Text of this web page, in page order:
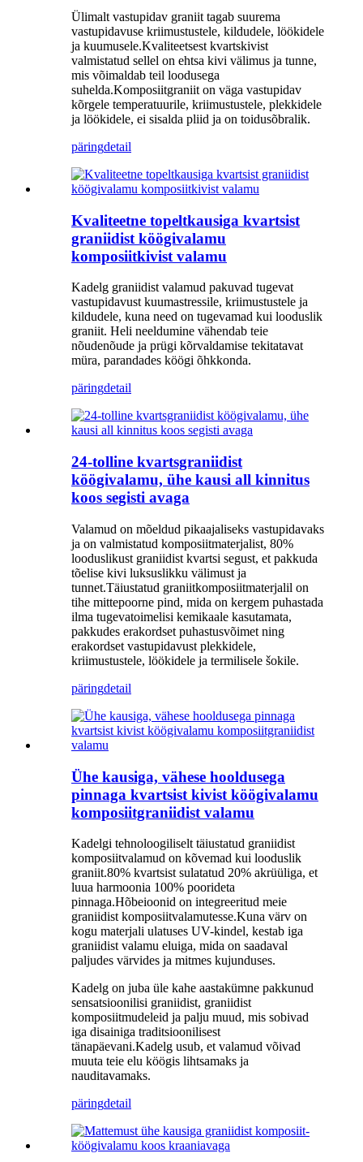
Ülimalt vastupidav graniit tagab suurema
vastupidavuse kriimustustele, kildudele, löökidele
ja kuumusele.Kvaliteetsest kvartskivist
valmistatud sellel on ehtsa kivi välimus ja tunne,
mis võimaldab teil loodusega
suhelda.Komposiitgraniit on väga vastupidav
kõrgele temperatuurile, kriimustustele, plekkidele
ja löökidele, ei sisalda pliid ja on toidusõbralik.
päringdetail
Kvaliteetne topeltkausiga kvartsist
graniidist köögivalamu
komposiitkivist valamu
Kadelg graniidist valamud pakuvad tugevat
vastupidavust kuumastressile, kriimustustele ja
kildudele, kuna need on tugevamad kui looduslik
graniit. Heli neeldumine vähendab teie
nõudenõude ja prügi kõrvaldamise tekitatavat
müra, parandades köögi õhkkonda.
päringdetail
24-tolline kvartsgraniidist
köögivalamu, ühe kausi all kinnitus
koos segisti avaga
Valamud on mõeldud pikaajaliseks vastupidavaks
ja on valmistatud komposiitmaterjalist, 80%
looduslikust graniidist kvartsi segust, et pakkuda
tõelise kivi luksuslikku välimust ja
tunnet.Täiustatud graniitkomposiitmaterjalil on
tihe mittepoorne pind, mida on kergem puhastada
ilma tugevatoimelisi kemikaale kasutamata,
pakkudes erakordset puhastusvõimet ning
erakordset vastupidavust plekkidele,
kriimustustele, löökidele ja termilisele šokile.
päringdetail
Ühe kausiga, vähese hooldusega
pinnaga kvartsist kivist köögivalamu
komposiitgraniidist valamu
Kadelgi tehnoloogiliselt täiustatud graniidist
komposiitvalamud on kõvemad kui looduslik
graniit.80% kvartsist sulatatud 20% akrüüliga, et
luua harmoonia 100% poorideta
pinnaga.Hõbeioonid on integreeritud meie
graniidist komposiitvalamutesse.Kuna värv on
kogu materjali ulatuses UV-kindel, kestab iga
graniidist valamu eluiga, mida on saadaval
paljudes värvides ja mitmes kujunduses.
Kadelg on juba üle kahe aastakümne pakkunud
sensatsioonilisi graniidist, graniidist
komposiitmudeleid ja palju muud, mis sobivad
iga disainiga traditsioonilisest
tänapäevani.Kadelg usub, et valamud võivad
muuta teie elu köögis lihtsamaks ja
nauditavamaks.
päringdetail